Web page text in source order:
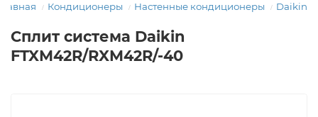
Кондиционеры Настенные кондиционеры Daikin
Сплит система Daikin
FTXM42R/RXM42R/-40